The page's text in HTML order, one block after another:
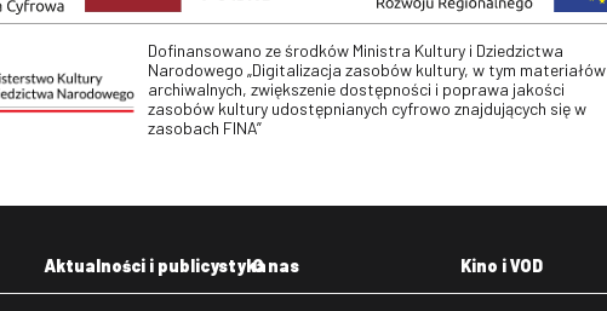
Dofinansowano ze środków Ministra Kultury i Dziedzictwa
Narodowego „Digitalizacja zasobów kultury, w tym materiałów
archiwalnych, zwiększenie dostępności i poprawa jakości
zasobów kultury udostępnianych cyfrowo znajdujących się w
zasobach FINA”
Aktualności i publicystykaO nas Kino i VOD